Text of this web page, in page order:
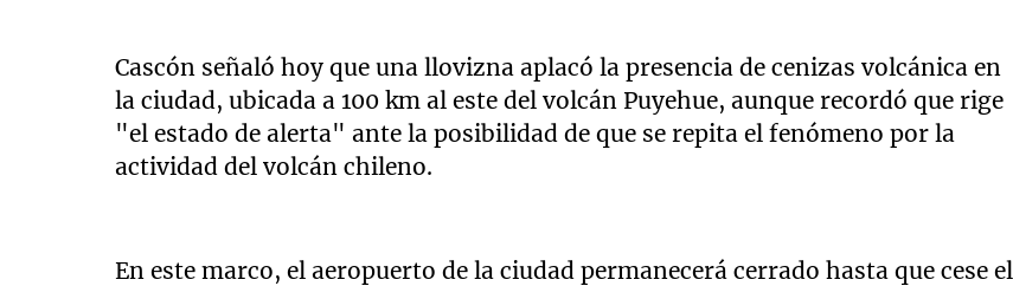
Cascón señaló hoy que una llovizna aplacó la presencia de cenizas volcánica en
la ciudad, ubicada a 100 km al este del volcán Puyehue, aunque recordó que rige
"el estado de alerta" ante la posibilidad de que se repita el fenómeno por la
actividad del volcán chileno.
En este marco, el aeropuerto de la ciudad permanecerá cerrado hasta que cese el